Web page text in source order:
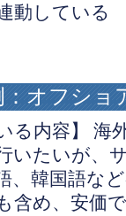
動している
：オフシ
る内容】
いたいが、
、韓国語な
含め、安価